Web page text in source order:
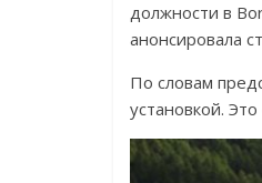
должности в
анонсировала
По словам
установкой.